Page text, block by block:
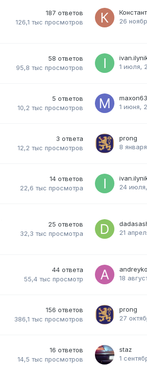
187 ответов
126,1 тыс просмотров
26
58 ответов
95,8 тыс просмотров
1 июля,
5 ответов
10,2 тыс просмотров
maxon63
1 июня,
3 ответа
12,2 тыс просмотров
prong
8
14 ответов
22,6 тыс просмотра
24
25 ответов
32,3 тыс просмотра
21
44 ответа
55,4 тыс просмотр
18
156 ответов
386,1 тыс просмотров
prong
27
16 ответов
14,5 тыс просмотров
staz
1